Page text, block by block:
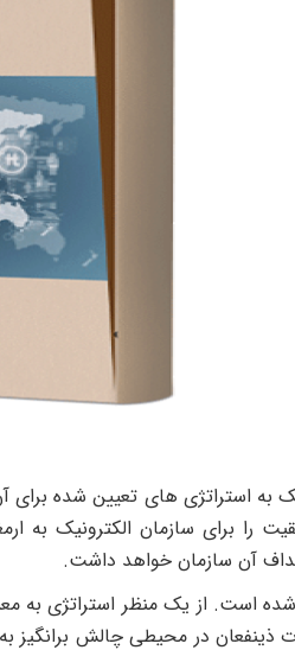
استراتژی های تعیین شده برای
را برای سازمان الکترونیک به
آن سازمان خواهد داشت.
شده است. از یک منظر استراتژی
ذینفعان در محیطی چالش